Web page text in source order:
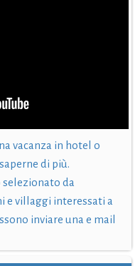
vacanza in hotel o
di più.
da
e villaggi interessati a
inviare una e mail